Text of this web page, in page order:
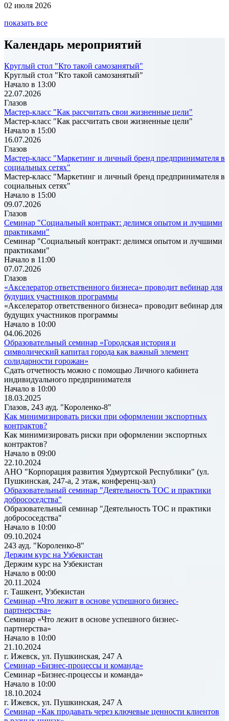
02 июля 2026
показать все
Календарь мероприятий
Круглый стол "Кто такой самозанятый"
Круглый стол "Кто такой самозанятый"
Начало в 13:00
22.07.2026
Глазов
Мастер-класс "Как рассчитать свои жизненные цели"
Мастер-класс "Как рассчитать свои жизненные цели"
Начало в 15:00
16.07.2026
Глазов
Мастер-класс "Маркетинг и личный бренд предпринимателя в
социальных сетях"
Мастер-класс "Маркетинг и личный бренд предпринимателя в
социальных сетях"
Начало в 15:00
09.07.2026
Глазов
Семинар "Социальный контракт: делимся опытом и лучшими
практиками"
Семинар "Социальный контракт: делимся опытом и лучшими
практиками"
Начало в 11:00
07.07.2026
Глазов
«Акселератор ответственного бизнеса» проводит вебинар для
будущих участников программы
«Акселератор ответственного бизнеса» проводит вебинар для
будущих участников программы
Начало в 10:00
04.06.2026
Образовательный семинар «Городская история и
символический капитал города как важный элемент
солидарности горожан»
Сдать отчетность можно с помощью Личного кабинета
индивидуального предпринимателя
Начало в 10:00
18.03.2025
Глазов, 243 ауд. "Короленко-8"
Как минимизировать риски при оформлении экспортных
контрактов?
Как минимизировать риски при оформлении экспортных
контрактов?
Начало в 09:00
22.10.2024
АНО "Корпорация развития Удмуртской Республики" (ул.
Пушкинская, 247-а, 2 этаж, конференц-зал)
Образовательный семинар "Деятельность ТОС и практики
добрососедства"
Образовательный семинар "Деятельность ТОС и практики
добрососедства"
Начало в 10:00
09.10.2024
243 ауд. "Короленко-8"
Держим курс на Узбекистан
Держим курс на Узбекистан
Начало в 00:00
20.11.2024
г. Ташкент, Узбекистан
Семинар «Что лежит в основе успешного бизнес-
партнерства»
Семинар «Что лежит в основе успешного бизнес-
партнерства»
Начало в 10:00
21.10.2024
г. Ижевск, ул. Пушкинская, 247 А
Семинар «Бизнес-процессы и команда»
Семинар «Бизнес-процессы и команда»
Начало в 10:00
18.10.2024
г. Ижевск, ул. Пушкинская, 247 А
Семинар «Как продавать через ключевые ценности клиентов